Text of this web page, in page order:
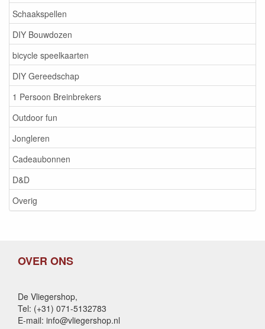
Schaakspellen
DIY Bouwdozen
bicycle speelkaarten
DIY Gereedschap
1 Persoon Breinbrekers
Outdoor fun
Jongleren
Cadeaubonnen
D&D
Overig
OVER ONS
De Vliegershop,
Tel: (+31) 071-5132783
E-mail: info@vliegershop.nl